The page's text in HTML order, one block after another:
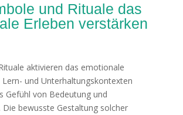
und Rituale das
Erleben verstärken
aktivieren das emotionale
Lern- und Unterhaltungskontexten
Gefühl von Bedeutung und
Die bewusste Gestaltung solcher